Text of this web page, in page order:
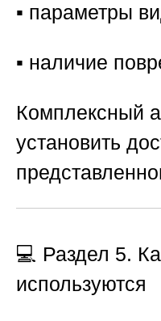
▪️ параметры
▪️ наличие
Комплексный
установить
💻 Раздел 5.
используются